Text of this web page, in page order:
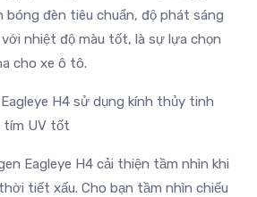
đèn tiêu chuẩn, độ phát sáng
nhiệt độ màu tốt, là sự lựa chọn
cho xe ô tô.
H4 sử dụng kính thủy tinh
tím UV tốt
Eagleye H4 cải thiện tầm nhìn khi
tiết xấu. Cho bạn tầm nhìn chiếu